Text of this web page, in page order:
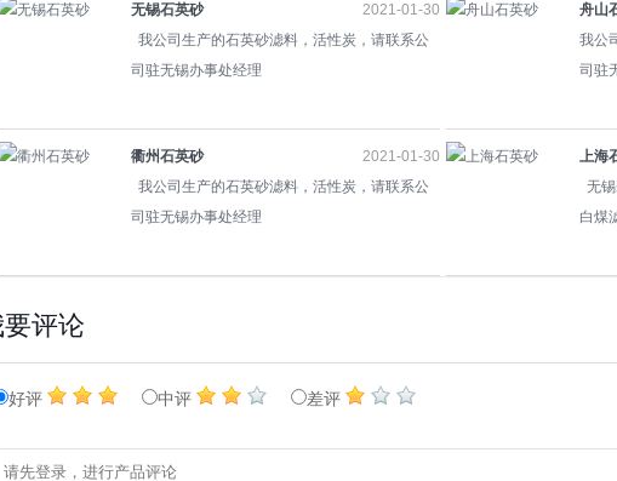
无锡石英砂
我公司生产的石英砂滤料，活性炭，请联系公
司驻无锡办事处经理
2021-01-30
舟山
我公
司驻
衢州石英砂
我公司生产的石英砂滤料，活性炭，请联系公
司驻无锡办事处经理
2021-01-30
上海
无
白煤
评论
好评 中评 差评